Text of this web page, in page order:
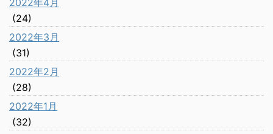
2022年4月
(24)
2022年3月
(31)
2022年2月
(28)
2022年1月
(32)